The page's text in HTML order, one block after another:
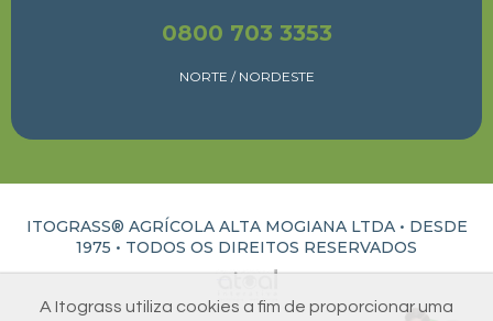
0800 703 3353
NORTE / NORDESTE
ITOGRASS® AGRÍCOLA ALTA MOGIANA LTDA • DESDE
1975 • TODOS OS DIREITOS RESERVADOS
A Itograss utiliza cookies a fim de proporcionar uma